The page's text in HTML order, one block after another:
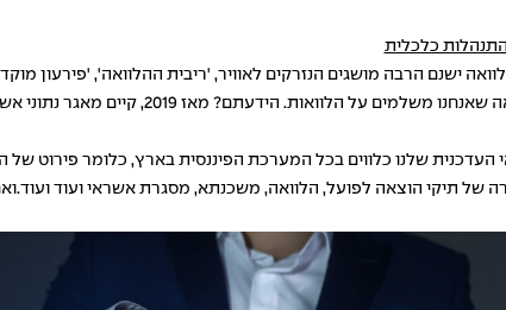
כלכלית
ישנם הרבה מושגים הנזרקים לאוויר, 'ריבית ההלוואה', 'פירעון
משלמים על הלוואות. הידעתם? מאז 2019, קיים
מאגר נתוני
שלנו כלווים בכל המערכת הפיננסית בארץ, כלומר פירוט של
של תיקי הוצאה לפועל, הלוואה, משכנתא, מסגרת אשראי ועוד